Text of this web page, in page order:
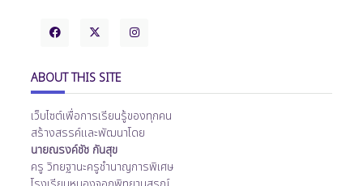
ABOUT THIS SITE
เว็บไซต์เพื่อการเรียนรู้ของทุกคน
สร้างสรรค์และพัฒนาโดย
นายณรงค์ชัช กันสุข
ครู วิทยฐานะครูชำนาญการพิเศษ